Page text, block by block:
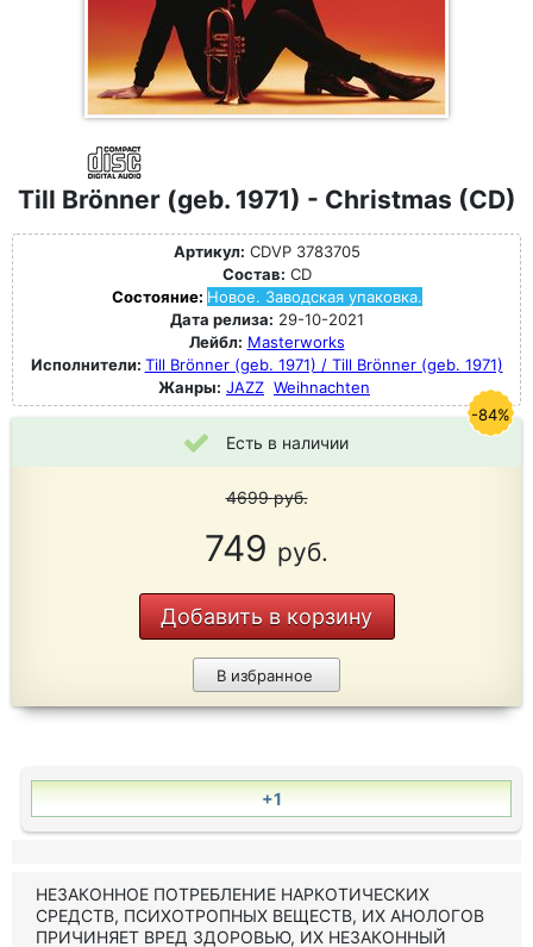
Till Brönner (geb. 1971) - Christmas (CD)
Артикул: CDVP 3783705
Состав: CD
Состояние: Новое. Заводская упаковка.
Дата релиза: 29-10-2021
Лейбл: Masterworks
Исполнители: Till Brönner (geb. 1971) / Till Brönner (geb. 1971)
Жанры: JAZZ Weihnachten
Есть в наличии
4699руб.
749 руб.
Добавить в корзину
В избранное
-84%
+1
НЕЗАКОННОЕ ПОТРЕБЛЕНИЕ НАРКОТИЧЕСКИХ
СРЕДСТВ, ПСИХОТРОПНЫХ ВЕЩЕСТВ, ИХ АНОЛОГОВ
ПРИЧИНЯЕТ ВРЕД ЗДОРОВЬЮ, ИХ НЕЗАКОННЫЙ